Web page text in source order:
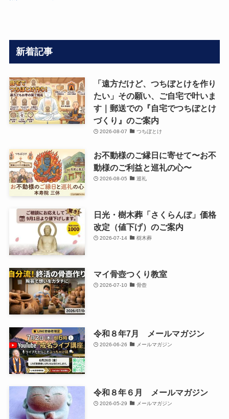
新着記事
「遠方だけど、つちぼとけを作り
たい」その願い、ご自宅で叶いま
す｜郵送での『自宅でつちぼとけ
づくり』のご案内
2026-08-07 つちぼとけ
お不動様のご縁日に寄せて〜お不
動様のご利益と巡礼の心〜
2026-08-05 巡礼
日光・樹木葬「さくらんぼ」価格
改定（値下げ）のご案内
2026-07-14 樹木葬
マイ骨壺つくり教室
2026-07-10 骨壺
令和８年7月 メールマガジン
2026-06-26 メールマガジン
令和８年６月 メールマガジン
2026-05-29 メールマガジン